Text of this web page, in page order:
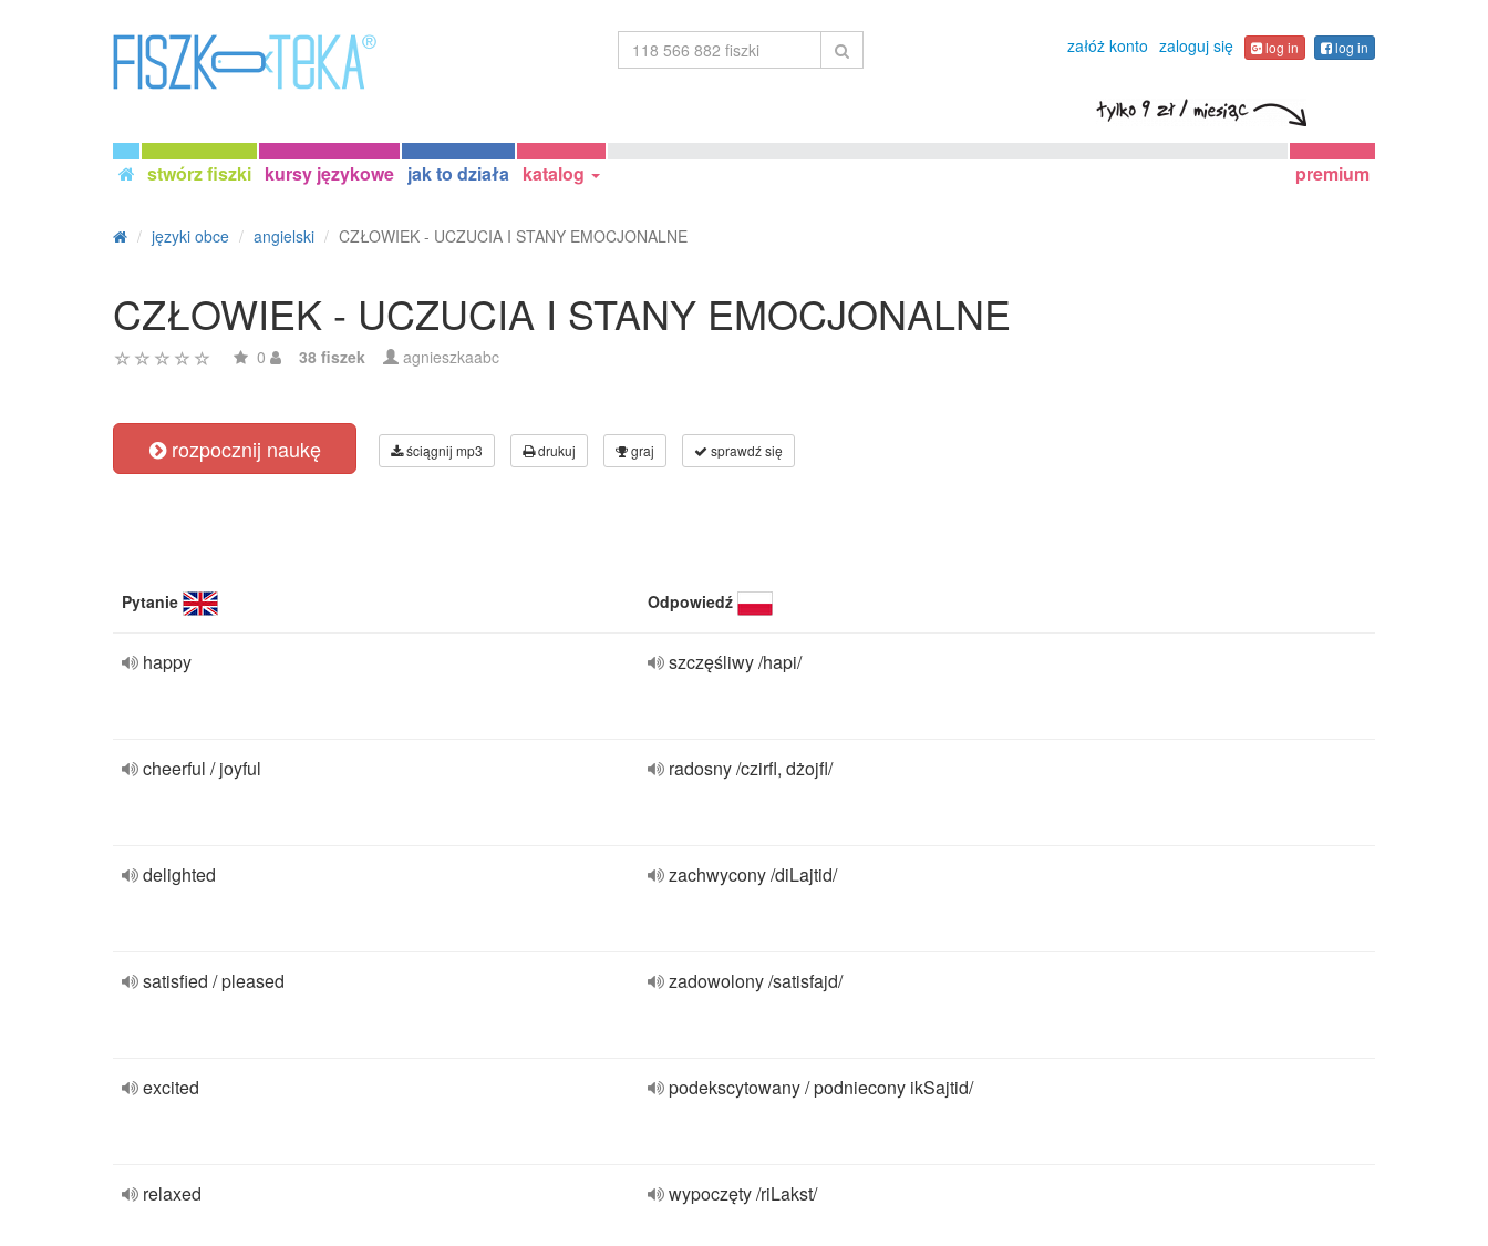
załóż konto zaloguj się log in log in
stwórz fiszki kursy językowe jak to działa katalog premium
języki obce angielski CZŁOWIEK - UCZUCIA I STANY EMOCJONALNE
CZŁOWIEK - UCZUCIA I STANY EMOCJONALNE
0 38 fiszek agnieszkaabc
rozpocznij naukę ściągnij mp3 drukuj graj sprawdź się
Pytanie Odpowiedź
happy szczęśliwy /hapi/
cheerful / joyful radosny /czirfl, dżojfl/
delighted zachwycony /diLajtid/
satisfied / pleased zadowolony /satisfajd/
excited podekscytowany / podniecony ikSajtid/
relaxed wypoczęty /riLakst/